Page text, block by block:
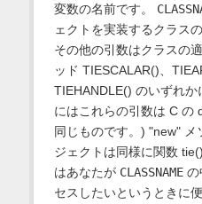
変数の名前です。
ェクトを実装するクラス
その他の引数はクラスの
ッド TIESCALAR()、
TIEHANDLE() のいずれ
にはこれらの引数は C の
同じものです。) "new" メ
ジェクトは同様に関数
はあなたが CLASSNAMEの
セスしたいというときに